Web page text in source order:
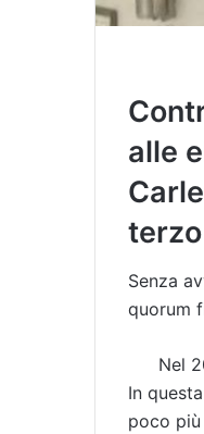
alle
Senza
quorum
Nel
In
poco